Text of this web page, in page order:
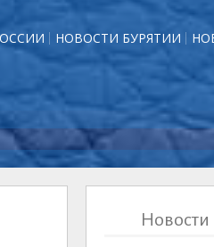
НОВОСТИ БУРЯТИИ
Новости